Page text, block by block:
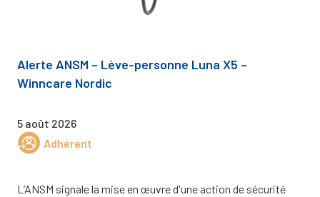
Alerte ANSM – Lève-personne Luna X5 –
Winncare Nordic
5 août 2026
Adhérent
L’ANSM signale la mise en œuvre d'une action de sécurité